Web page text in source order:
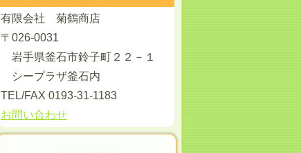
有限会社 菊鶴商店
〒026-0031
岩手県釜石市鈴子町２２－１
シープラザ釜石内
TEL/FAX 0193-31-1183
お問い合わせ